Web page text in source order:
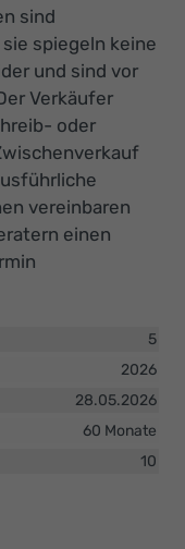
sind
spiegeln keine
und sind vor
Verkäufer
oder
vereinbaren
einen
5
2026
28.05.2026
60 Monate
10